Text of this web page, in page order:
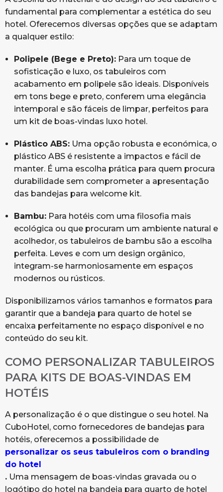
fundamental para complementar a estética do seu
hotel. Oferecemos diversas opções que se adaptam
a qualquer estilo:
Polipele (Bege e Preto):Para um toque de
sofisticação e luxo, os tabuleiros com
acabamento em polipele são ideais. Disponíveis
em tons bege e preto, conferem uma elegância
intemporal e são fáceis de limpar, perfeitos para
um kit de boas-vindas luxo hotel.
Plástico ABS:Uma opção robusta e económica, o
plástico ABS é resistente a impactos e fácil de
manter. É uma escolha prática para quem procura
durabilidade sem comprometer a apresentação
das bandejas para welcome kit.
Bambu:Para hotéis com uma filosofia mais
ecológica ou que procuram um ambiente natural e
acolhedor, os tabuleiros de bambu são a escolha
perfeita. Leves e com um design orgânico,
integram-se harmoniosamente em espaços
modernos ou rústicos.
Disponibilizamos vários tamanhos e formatos para
garantir que a bandeja para quarto de hotel se
encaixa perfeitamente no espaço disponível e no
conteúdo do seu kit.
COMO PERSONALIZAR TABULEIROS
PARA KITS DE BOAS-VINDAS EM
HOTÉIS
A personalização é o que distingue o seu hotel. Na
CuboHotel, como fornecedores de bandejas para
hotéis, oferecemos a possibilidade de
personalizar os seus tabuleiros com o branding
do hotel
. Uma mensagem de boas-vindas gravada ou o
logótipo do hotel na bandeja para quarto de hotel